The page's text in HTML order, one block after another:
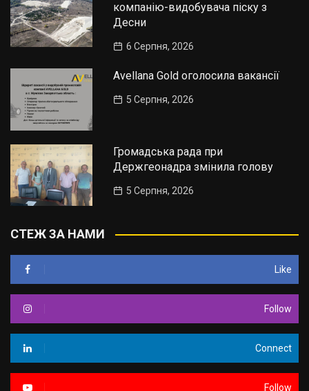
компанію-видобувача піску з
Десни
6 Серпня, 2026
Avellana Gold оголосила вакансії
5 Серпня, 2026
Громадська рада при
Держгеонадра змінила голову
5 Серпня, 2026
СТЕЖ ЗА НАМИ
Like
Follow
Connect
Follow